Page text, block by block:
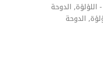
اللؤلؤة, الدوحة
الدوحة